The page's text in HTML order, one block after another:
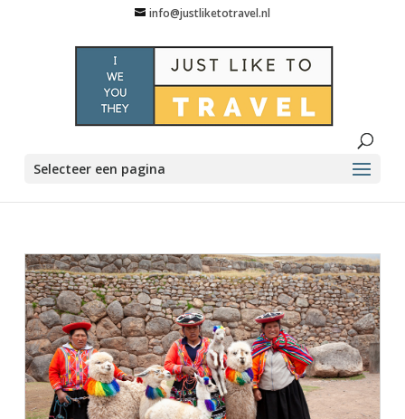
info@justliketotravel.nl
Selecteer een pagina